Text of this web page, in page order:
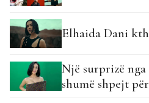
Elhaida Dani
Një surprizë
shumë shpejt